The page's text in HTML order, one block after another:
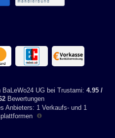
UG bei Trustami: 4.95 /
Bewertungen
Anbieters: 1 Verkaufs- und 1